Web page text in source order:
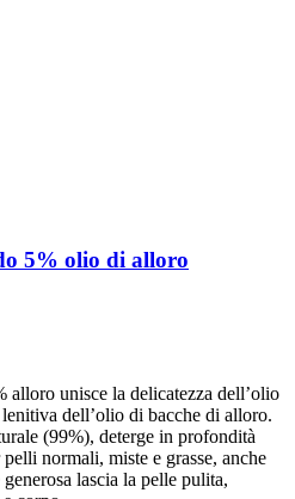
5% olio di alloro
unisce la delicatezza dell’olio
dell’olio di bacche di alloro.
(99%), deterge in profondità
normali, miste e grasse, anche
lascia la pelle pulita,